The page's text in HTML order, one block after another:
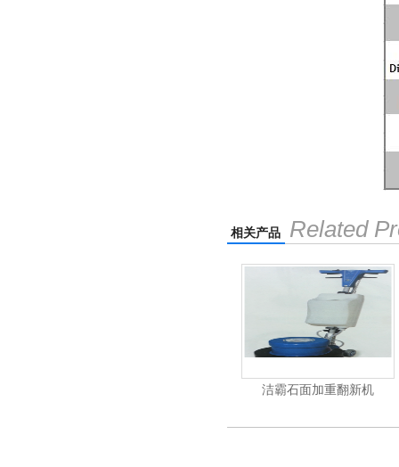
相关产品 Related
洁霸石面加重翻新机